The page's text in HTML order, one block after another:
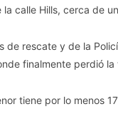
calle Hills, cerca de
de rescate y de la
finalmente perdió la
tiene por lo menos